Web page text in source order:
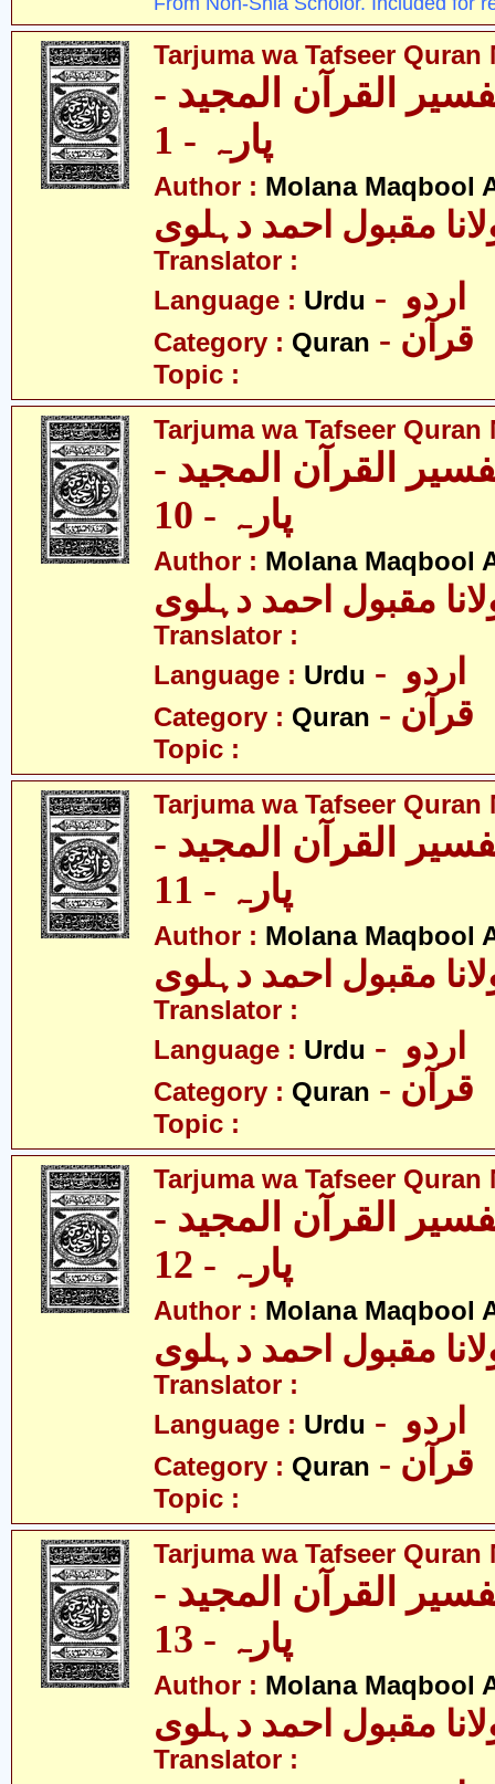
Tarjuma wa Tafseer Quran
القرآن المجید -
پارہ - 1
Author : Molana Maqbool
مقبول احمد دہلوی
Translator :
Language : Urdu
Category : Quran - قرآن
Topic :
Tarjuma wa Tafseer Quran
القرآن المجید -
پارہ - 10
Author : Molana Maqbool
مقبول احمد دہلوی
Translator :
Language : Urdu
Category : Quran - قرآن
Topic :
Tarjuma wa Tafseer Quran
القرآن المجید -
پارہ - 11
Author : Molana Maqbool
مقبول احمد دہلوی
Translator :
Language : Urdu
Category : Quran - قرآن
Topic :
Tarjuma wa Tafseer Quran
القرآن المجید -
پارہ - 12
Author : Molana Maqbool
مقبول احمد دہلوی
Translator :
Language : Urdu
Category : Quran - قرآن
Topic :
Tarjuma wa Tafseer Quran
القرآن المجید -
پارہ - 13
Author : Molana Maqbool
مقبول احمد دہلوی
Translator :